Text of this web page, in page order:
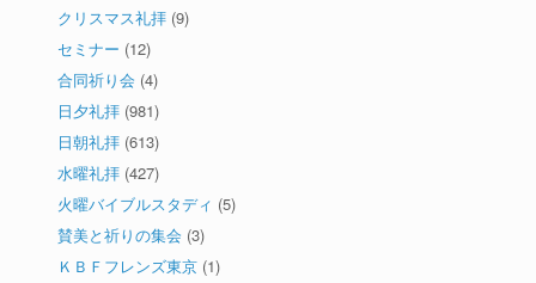
クリスマス礼拝 (9)
セミナー (12)
合同祈り会 (4)
日夕礼拝 (981)
日朝礼拝 (613)
水曜礼拝 (427)
火曜バイブルスタディ (5)
賛美と祈りの集会 (3)
ＫＢＦフレンズ東京 (1)